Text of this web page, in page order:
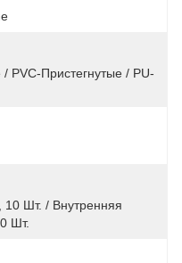
PVC-Пристегнутые / PU-
Шт. / Внутренняя
Шт.